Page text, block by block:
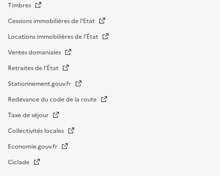
Timbres
Cessions immobilières de l'Etat
Locations immobilières de l’État
Ventes domaniales
Retraites de l'État
Stationnement.gouv.fr
Redevance du code de la route
Taxe de séjour
Collectivités locales
Economie.gouv.fr
Ciclade